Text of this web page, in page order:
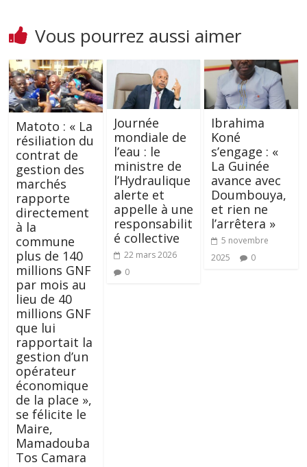
Vous pourrez aussi aimer
Matoto : « La
résiliation du
contrat de
gestion des
marchés
rapporte
directement
à la
commune
plus de 140
millions GNF
par mois au
lieu de 40
millions GNF
que lui
rapportait la
gestion d’un
opérateur
économique
de la place »,
se félicite le
Maire,
Mamadouba
Tos Camara
Journée
mondiale de
l’eau : le
ministre de
l’Hydraulique
alerte et
appelle à une
responsabilit
é collective
22 mars 2026
0
Ibrahima
Koné
s’engage : «
La Guinée
avance avec
Doumbouya,
et rien ne
l’arrêtera »
5 novembre
2025
0